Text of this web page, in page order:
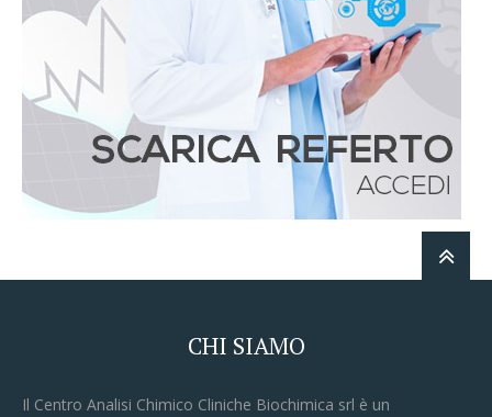
CHI SIAMO
Il Centro Analisi Chimico Cliniche Biochimica srl è un